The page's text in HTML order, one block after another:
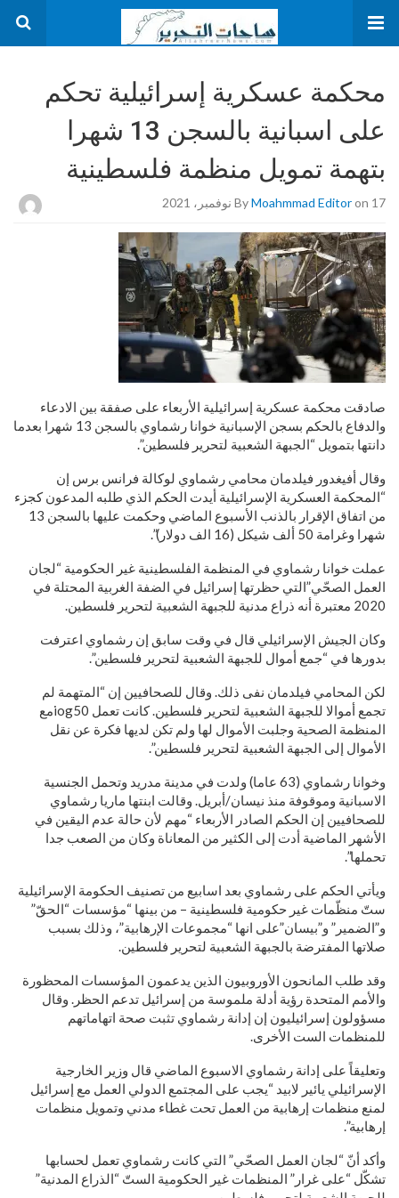
محكمة عسكرية إسرائيلية تحكم
على اسبانية بالسجن 13 شهرا
بتهمة تمويل منظمة فلسطينية
ByMoahmmad Editoron 17 نوفمبر، 2021
صادقت محكمة عسكرية إسرائيلية الأربعاء على صفقة بين الادعاء
والدفاع بالحكم بسجن الإسبانية خوانا رشماوي بالسجن 13 شهرا بعدما
دانتها بتمويل “الجبهة الشعبية لتحرير فلسطين”.
وقال أفيغدور فيلدمان محامي رشماوي لوكالة فرانس برس إن
“المحكمة العسكرية الإسرائيلية أيدت الحكم الذي طلبه المدعون كجزء
من اتفاق الإقرار بالذنب الأسبوع الماضي وحكمت عليها بالسجن 13
شهرا وغرامة 50 ألف شيكل (16 الف دولار)”.
عملت خوانا رشماوي في المنظمة الفلسطينية غير الحكومية “لجان
العمل الصحّي”التي حظرتها إسرائيل في الضفة الغربية المحتلة في
2020 معتبرة أنه ذراع مدنية للجبهة الشعبية لتحرير فلسطين.
وكان الجيش الإسرائيلي قال في وقت سابق إن رشماوي اعترفت
بدورها في “جمع أموال للجبهة الشعبية لتحرير فلسطين”.
لكن المحامي فيلدمان نفى ذلك. وقال للصحافيين إن “المتهمة لم
تجمع أموالا للجبهة الشعبية لتحرير فلسطين. كانت تعمل iog50مع
المنظمة الصحية وجلبت الأموال لها ولم تكن لديها فكرة عن نقل
الأموال إلى الجبهة الشعبية لتحرير فلسطين”.
وخوانا رشماوي (63 عاما) ولدت في مدينة مدريد وتحمل الجنسية
الاسبانية وموقوفة منذ نيسان/أبريل. وقالت ابنتها ماريا رشماوي
للصحافيين إن الحكم الصادر الأربعاء “مهم لأن حالة عدم اليقين في
الأشهر الماضية أدت إلى الكثير من المعاناة وكان من الصعب جدا
تحملها”.
ويأتي الحكم على رشماوي بعد اسابيع من تصنيف الحكومة الإسرائيلية
ستّ منظّمات غير حكومية فلسطينية – من بينها “مؤسسات “الحقّ”
و”الضمير” و”بيسان”على انها “مجموعات الإرهابية”، وذلك بسبب
صلاتها المفترضة بالجبهة الشعبية لتحرير فلسطين.
وقد طلب المانحون الأوروبيون الذين يدعمون المؤسسات المحظورة
والأمم المتحدة رؤية أدلة ملموسة من إسرائيل تدعم الحظر. وقال
مسؤولون إسرائيليون إن إدانة رشماوي تثبت صحة اتهاماتهم
للمنظمات الست الأخرى.
وتعليقاً على إدانة رشماوي الاسبوع الماضي قال وزير الخارجية
الإسرائيلي يائير لابيد “يجب على المجتمع الدولي العمل مع إسرائيل
لمنع منظمات إرهابية من العمل تحت غطاء مدني وتمويل منظمات
إرهابية”.
وأكد أنّ “لجان العمل الصحّي” التي كانت رشماوي تعمل لحسابها
تشكّل “على غرار” المنظمات غير الحكومية الستّ “الذراع المدنية”